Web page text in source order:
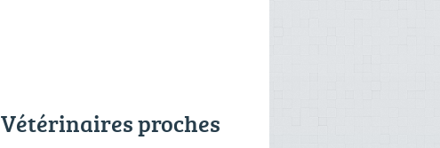
Vétérinaires proches